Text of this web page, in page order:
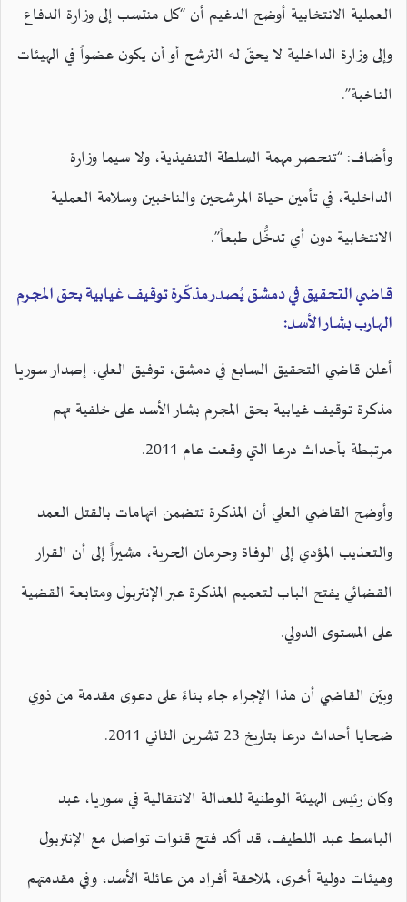
العملية الانتخابية أوضح الدغيم أن “كل منتسب إلى وزارة الدفاع
وإلى وزارة الداخلية لا يحقّ له الترشح أو أن يكون عضواً في الهيئات
الناخبة”.
وأضاف: “تنحصر مهمة السلطة التنفيذية، ولا سيما وزارة
الداخلية، في تأمين حياة المرشحين والناخبين وسلامة العملية
الانتخابية دون أي تدخُّل طبعاً”.
قاضي التحقيق في دمشق يُصدر مذكّرة توقيف غيابية بحق المجرم
الهارب بشار الأسد:
أعلن قاضي التحقيق السابع في دمشق، توفيق العلي، إصدار سوريا
مذكرة توقيف غيابية بحق المجرم بشار الأسد على خلفية تهم
مرتبطة بأحداث درعا التي وقعت عام 2011.
وأوضح القاضي العلي أن المذكرة تتضمن اتهامات بالقتل العمد
والتعذيب المؤدي إلى الوفاة وحرمان الحرية، مشيراً إلى أن القرار
القضائي يفتح الباب لتعميم المذكرة عبر الإنتربول ومتابعة القضية
على المستوى الدولي.
وبيّن القاضي أن هذا الإجراء جاء بناءً على دعوى مقدمة من ذوي
ضحايا أحداث درعا بتاريخ 23 تشرين الثاني 2011.
وكان رئيس الهيئة الوطنية للعدالة الانتقالية في سوريا، عبد
الباسط عبد اللطيف، قد أكد فتح قنوات تواصل مع الإنتربول
وهيئات دولية أخرى، لملاحقة أفراد من عائلة الأسد، وفي مقدمتهم